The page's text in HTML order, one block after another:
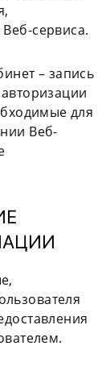
сервиса.
– запись
для
Веб-